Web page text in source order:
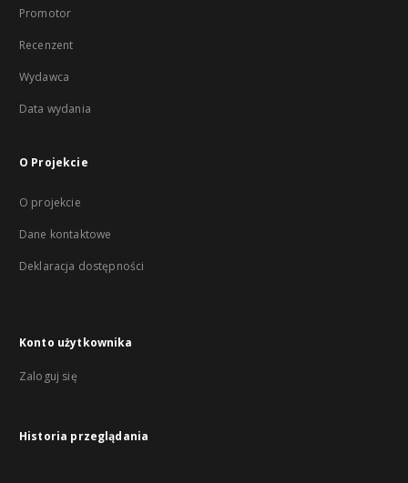
Promotor
Recenzent
Wydawca
Data wydania
O Projekcie
O projekcie
Dane kontaktowe
Deklaracja dostępności
Konto użytkownika
Zaloguj się
Historia przeglądania